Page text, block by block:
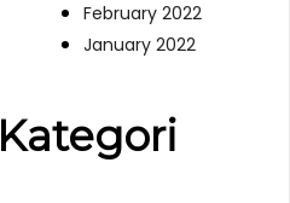
February 2022
January 2022
Kategori